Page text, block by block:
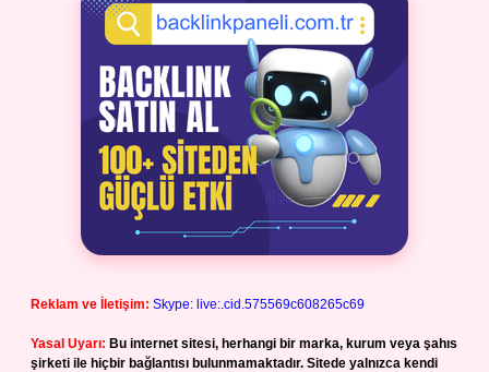
Reklam ve İletişim: Skype: live:.cid.575569c608265c69
Yasal Uyarı: Bu internet sitesi, herhangi bir marka, kurum veya şahıs
şirketi ile hiçbir bağlantısı bulunmamaktadır. Sitede yalnızca kendi